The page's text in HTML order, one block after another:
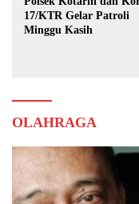
17/KTR Gelar Patroli
Minggu Kasih
OLAHRAGA